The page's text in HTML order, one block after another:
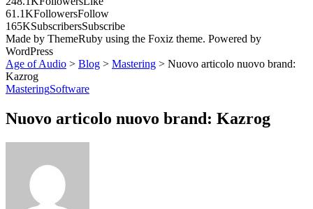
61.1KFollowersFollow
165KSubscribersSubscribe
Made by ThemeRuby using the Foxiz theme. Powered by
WordPress
Age of Audio > Blog > Mastering > Nuovo articolo nuovo brand:
Kazrog
MasteringSoftware
Nuovo articolo nuovo brand: Kazrog